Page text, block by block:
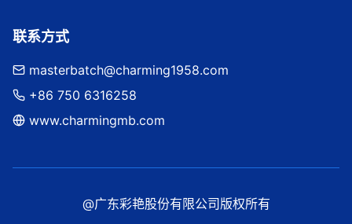
联系方式
masterbatch@charming1958.com
+86 750 6316258
www.charmingmb.com
@广东彩艳股份有限公司版权所有